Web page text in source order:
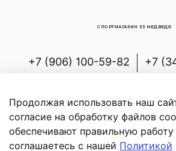
+7 (906) 100-59-82
+7
Белорецкий р-н,
Энергетиков,
СПОРТМАГАЗИН 33 МЕДВЕДЯ
Продолжая использовать наш
согласие на обработку файлов
обеспечивают правильную работу
соглашаетесь с нашей Политикой